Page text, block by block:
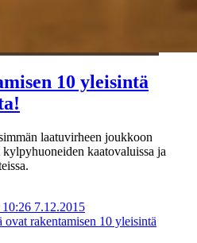
10 yleisintä
laatuvirheen joukkoon
kaatovaluissa ja
7.12.2015
rakentamisen 10 yleisintä